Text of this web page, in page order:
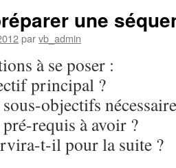
une
parvb_admin
à se poser :
principal ?
objectifs
requis à avoir ?
t-il pour la suite ?